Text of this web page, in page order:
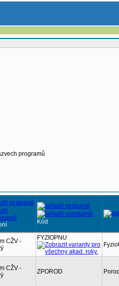
programů
Kód
CŽV -
FYZIOPNU
CŽV -
ZPOROD